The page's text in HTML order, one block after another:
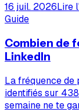
16 juil. 2026Lire
Guide
Combien de
LinkedIn
La fréquence
identifiés sur
semaine ne te